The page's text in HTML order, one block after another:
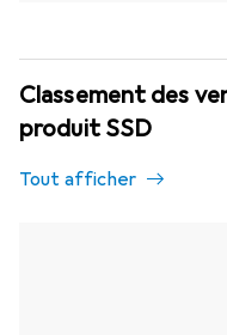
Classement des
produit SSD
Tout afficher